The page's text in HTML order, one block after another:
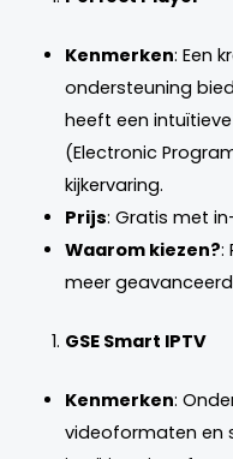
Kenmerken: Een
ondersteuning
heeft een
(Electronic
kijkervaring.
Prijs: Gratis met
Waarom kiezen?:
meer
GSE Smart IPTV
Kenmerken:
videoformaten en